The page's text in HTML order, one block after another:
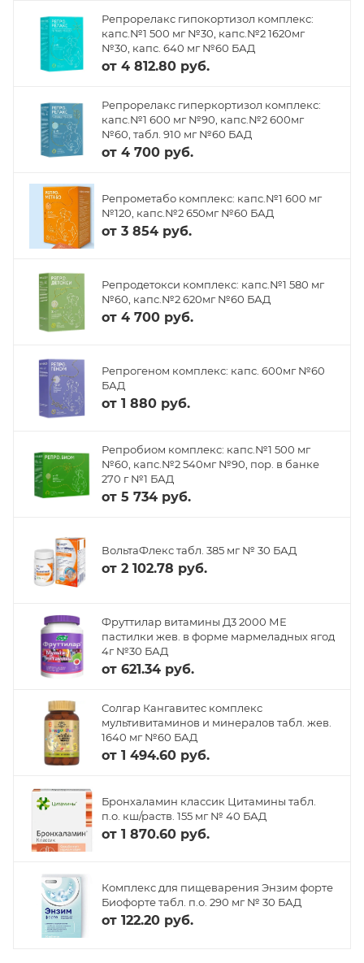
Репрорелакс гипокортизол комплекс:
капс.№1 500 мг №30, капс.№2 1620мг
№30, капс. 640 мг №60 БАД
от 4 812.80 руб.
Репрорелакс гиперкортизол комплекс:
капс.№1 600 мг №90, капс.№2 600мг
№60, табл. 910 мг №60 БАД
от 4 700 руб.
Репрометабо комплекс: капс.№1 600 мг
№120, капс.№2 650мг №60 БАД
от 3 854 руб.
Репродетокси комплекс: капс.№1 580 мг
№60, капс.№2 620мг №60 БАД
от 4 700 руб.
Репрогеном комплекс: капс. 600мг №60
БАД
от 1 880 руб.
Репробиом комплекс: капс.№1 500 мг
№60, капс.№2 540мг №90, пор. в банке
270 г №1 БАД
от 5 734 руб.
ВольтаФлекс табл. 385 мг № 30 БАД
от 2 102.78 руб.
Фруттилар витамины Д3 2000 МЕ
пастилки жев. в форме мармеладных ягод
4г №30 БАД
от 621.34 руб.
Солгар Кангавитес комплекс
мультивитаминов и минералов табл. жев.
1640 мг №60 БАД
от 1 494.60 руб.
Бронхаламин классик Цитамины табл.
п.о. кш/раств. 155 мг № 40 БАД
от 1 870.60 руб.
Комплекс для пищеварения Энзим форте
Биофорте табл. п.о. 290 мг № 30 БАД
от 122.20 руб.